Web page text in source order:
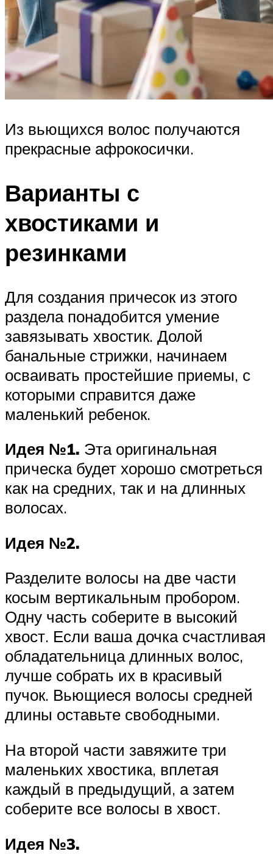
Из вьющихся волос получаются
прекрасные афрокосички.
Варианты с
хвостиками и
резинками
Для создания причесок из этого
раздела понадобится умение
завязывать хвостик. Долой
банальные стрижки, начинаем
осваивать простейшие приемы, с
которыми справится даже
маленький ребенок.
Идея №1. Эта оригинальная
прическа будет хорошо смотреться
как на средних, так и на длинных
волосах.
Идея №2.
Разделите волосы на две части
косым вертикальным пробором.
Одну часть соберите в высокий
хвост. Если ваша дочка счастливая
обладательница длинных волос,
лучше собрать их в красивый
пучок. Вьющиеся волосы средней
длины оставьте свободными.
На второй части завяжите три
маленьких хвостика, вплетая
каждый в предыдущий, а затем
соберите все волосы в хвост.
Идея №3.